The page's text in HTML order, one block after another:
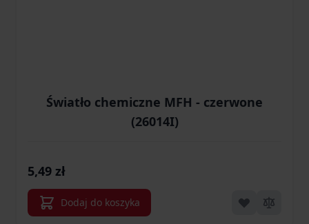
Światło chemiczne MFH - czerwone
(26014I)
5,49 zł
Dodaj do koszyka